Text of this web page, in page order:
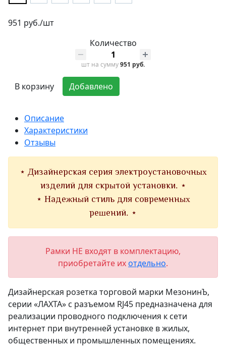
951 руб./шт
Количество
шт на сумму951 руб.
В корзину Добавлено
Описание
Характеристики
Отзывы
⋆ Дизайнерская серия электроустановочных
изделий для скрытой установки. ⋆
⋆ Надежный стиль для современных
решений. ⋆
Рамки НЕ входят в комплектацию,
приобретайте ихотдельно.
Дизайнерская розетка торговой марки МезонинЪ,
серии «ЛАХТА» с разъемом RJ45 предназначена для
реализации проводного подключения к сети
интернет при внутренней установке в жилых,
общественных и промышленных помещениях.